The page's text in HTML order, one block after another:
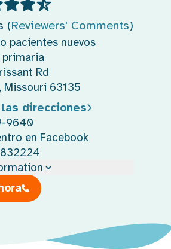
(Reviewers' Comments)
pacientes nuevos
Rd
Missouri 63135
direcciones
9640
en Facebook